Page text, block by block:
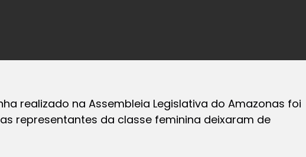
realizado na Assembleia Legislativa do Amazonas foi
representantes da classe feminina deixaram de